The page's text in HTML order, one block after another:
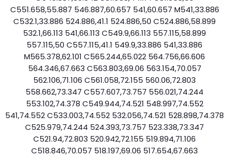
C551.658,55.887 546.887,60.657 541,60.657 M541,33.886
C532.1,33.886 524.886,41.1 524.886,50 C524.886,58.899
532.1,66.113 541,66.113 C549.9,66.113 557.115,58.899
557.115,50 C557.115,41.1 549.9,33.886 541,33.886
M565.378,62.101 C565.244,65.022 564.756,66.606
564.346,67.663 C563.803,69.06 563.154,70.057
562.106,71.106 C561.058,72.155 560.06,72.803
558.662,73.347 C557.607,73.757 556.021,74.244
553.102,74.378 C549.944,74.521 548.997,74.552
541,74.552 C533.003,74.552 532.056,74.521 528.898,74.378
C525.979,74.244 524.393,73.757 523.338,73.347
C521.94,72.803 520.942,72.155 519.894,71.106
C518.846,70.057 518.197,69.06 517.654,67.663